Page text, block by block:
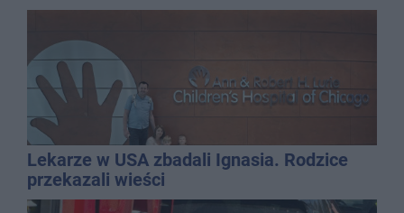
Lekarze w USA zbadali Ignasia. Rodzice
przekazali wieści